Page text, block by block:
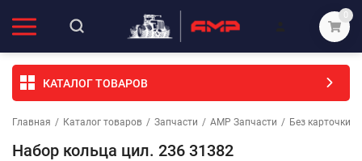
0
КАТАЛОГ ТОВАРОВ
Главная / Каталог товаров / Запчасти / АМР Запчасти / Без карточки
Набор кольца цил. 236 31382